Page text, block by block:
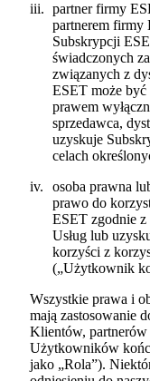
iii. partner firmy
partnerem firmy
Subskrypcji
świadczonych
związanych z
ESET może być
prawem
sprzedawca,
uzyskuje
celach
iv.
osoba prawna
prawo do
ESET zgodnie
Usług lub
korzyści z
(„Użytkownik
Wszystkie prawa i
mają zastosowanie
Klientów, partnerów
Użytkowników
jako „Rola”).